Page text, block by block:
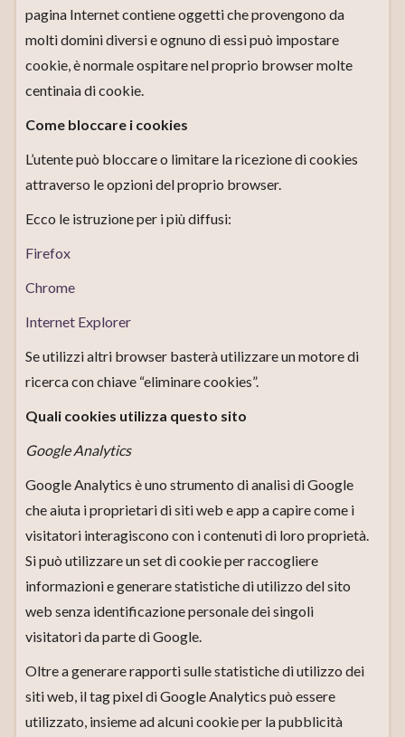
pagina Internet contiene oggetti che provengono da
molti domini diversi e ognuno di essi può impostare
cookie, è normale ospitare nel proprio browser molte
centinaia di cookie.
Come bloccare i cookies
L’utente può bloccare o limitare la ricezione di cookies
attraverso le opzioni del proprio browser.
Ecco le istruzione per i più diffusi:
Firefox
Chrome
Internet Explorer
Se utilizzi altri browser basterà utilizzare un motore di
ricerca con chiave “eliminare cookies”.
Quali cookies utilizza questo sito
Google Analytics
Google Analytics è uno strumento di analisi di Google
che aiuta i proprietari di siti web e app a capire come i
visitatori interagiscono con i contenuti di loro proprietà.
Si può utilizzare un set di cookie per raccogliere
informazioni e generare statistiche di utilizzo del sito
web senza identificazione personale dei singoli
visitatori da parte di Google.
Oltre a generare rapporti sulle statistiche di utilizzo dei
siti web, il tag pixel di Google Analytics può essere
utilizzato, insieme ad alcuni cookie per la pubblicità